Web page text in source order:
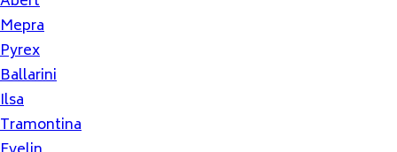
Mepra
Pyrex
Ballarini
Ilsa
Tramontina